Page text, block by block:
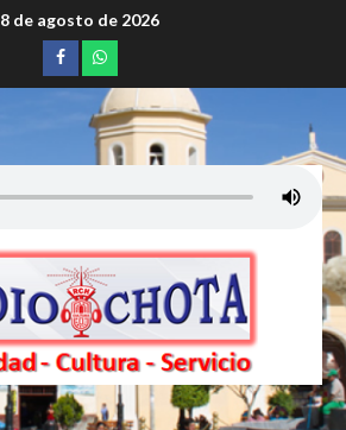
8 de agosto de 2026
Facebookwhatsapp